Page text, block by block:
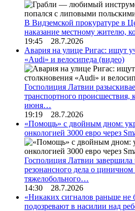
В Видземской прокуратуре в
наказание местному жителю,
19:45 28.7.2026
Авария на улице Ригас: ищут
«Audi» и велосипеда (видео)
Госполиция Латвии
транспортного происшествия,
июня…
19:19 28.7.2026
«Помощь» с двойным дном:
онкологией 3000 евро через
Госполиция Латвии завершила
резонансного дела о
тяжелобольного…
14:30 28.7.2026
«Никаких сигналов раньше не
подозревают в насилии над